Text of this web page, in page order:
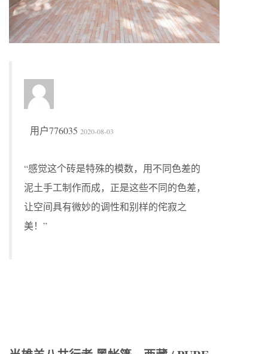
用户776035 2020-08-03
“感觉这个砖是特殊的模数，用不同色差的
泥土手工制作而成，正是这些不同的色差，
让空间具有微妙的调性和别样的侘寂之
美！”